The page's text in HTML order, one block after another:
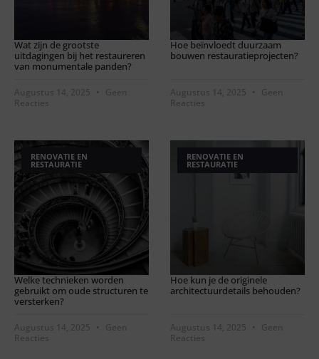
Wat zijn de grootste
uitdagingen bij het restaureren
van monumentale panden?
Augustus 14, 2025
Geen
Reacties
Hoe beïnvloedt duurzaam
bouwen restauratieprojecten?
Augustus 14, 2025
Geen
Reacties
RENOVATIE EN
RESTAURATIE
Welke technieken worden
gebruikt om oude structuren te
versterken?
Augustus 14, 2025
Geen
Reacties
RENOVATIE EN
RESTAURATIE
Hoe kun je de originele
architectuurdetails behouden?
Augustus 14, 2025
Geen
Reacties